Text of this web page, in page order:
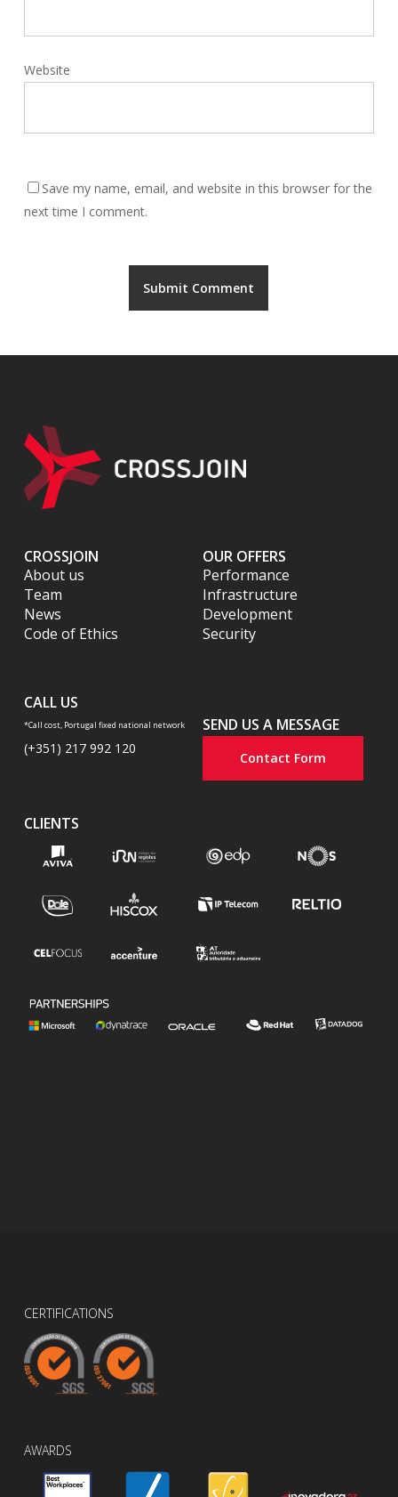
Website
Save my name, email, and website in this browser for the
next time I comment.
CROSSJOIN
About us
Team
News
Code of Ethics
CALL US
*Call cost, Portugal fixed national network
(+351) 217 992 120
OUR OFFERS
Performance
Infrastructure
Development
Security
SEND US A MESSAGE
Contact Form
CLIENTS
CERTIFICATIONS
AWARDS